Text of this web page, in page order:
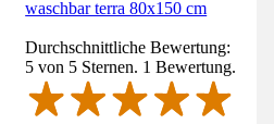
waschbar terra 80x150 cm
Durchschnittliche Bewertung:
5 von 5 Sternen. 1 Bewertung.